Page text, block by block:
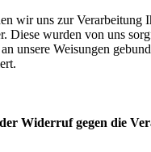
wir uns zur Verarbeitung
Diese wurden von uns
unsere Weisungen
Wi­der­ruf gegen die